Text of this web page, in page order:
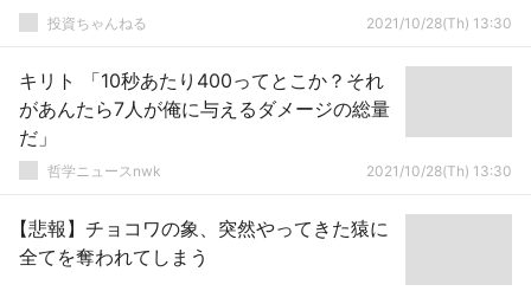
投資ちゃんねる 2021/10/28(Th) 13:30
キリト 「10秒あたり400ってとこか？それ
があんたら7人が俺に与えるダメージの総量
だ」
哲学ニュースnwk 2021/10/28(Th) 13:30
【悲報】チョコワの象、突然やってきた猿に
全てを奪われてしまう